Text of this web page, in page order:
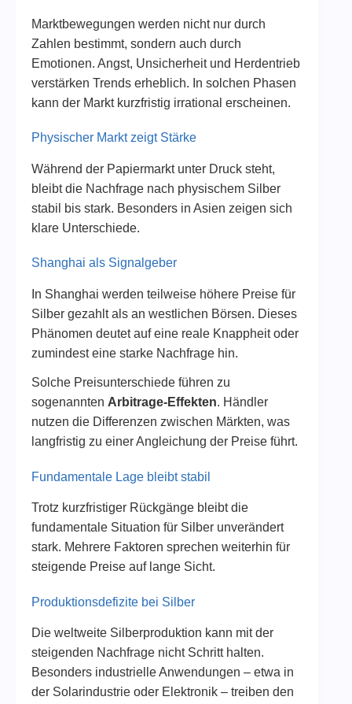
Marktbewegungen werden nicht nur durch
Zahlen bestimmt, sondern auch durch
Emotionen. Angst, Unsicherheit und Herdentrieb
verstärken Trends erheblich. In solchen Phasen
kann der Markt kurzfristig irrational erscheinen.
Physischer Markt zeigt Stärke
Während der Papiermarkt unter Druck steht,
bleibt die Nachfrage nach physischem Silber
stabil bis stark. Besonders in Asien zeigen sich
klare Unterschiede.
Shanghai als Signalgeber
In Shanghai werden teilweise höhere Preise für
Silber gezahlt als an westlichen Börsen. Dieses
Phänomen deutet auf eine reale Knappheit oder
zumindest eine starke Nachfrage hin.
Solche Preisunterschiede führen zu
sogenannten Arbitrage-Effekten. Händler
nutzen die Differenzen zwischen Märkten, was
langfristig zu einer Angleichung der Preise führt.
Fundamentale Lage bleibt stabil
Trotz kurzfristiger Rückgänge bleibt die
fundamentale Situation für Silber unverändert
stark. Mehrere Faktoren sprechen weiterhin für
steigende Preise auf lange Sicht.
Produktionsdefizite bei Silber
Die weltweite Silberproduktion kann mit der
steigenden Nachfrage nicht Schritt halten.
Besonders industrielle Anwendungen – etwa in
der Solarindustrie oder Elektronik – treiben den